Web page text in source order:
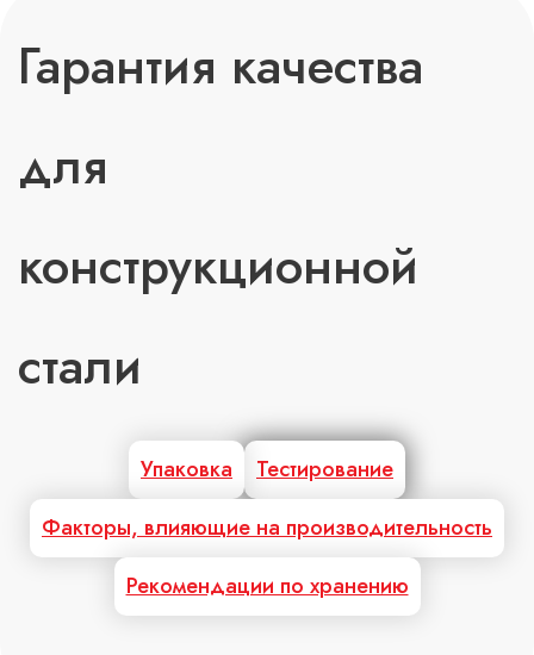
Гарантия качества
для
конструкционной
стали
Тестирование
Упаковка
Факторы, влияющие на производительность
Рекомендации по хранению